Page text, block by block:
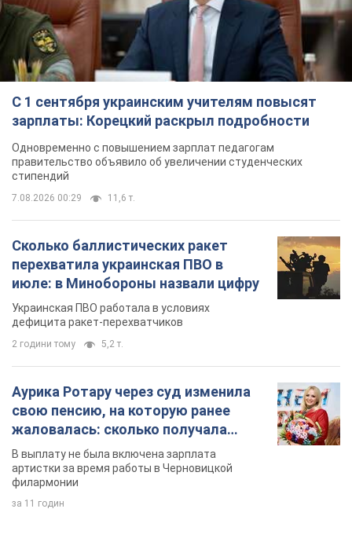
правительство объявило об увеличении студенческих
стипендий
7.08.2026 00:29 11,6 т.
перехватила украинская ПВО в
июле: в Минобороны назвали цифру
Украинская ПВО работала в условиях
дефицита ракет-перехватчиков
Аурика Ротару через суд изменила
свою пенсию, на которую ранее
жаловалась: сколько получала
певица
артистки за время работы в Черновицкой
филармонии
за 11 годин